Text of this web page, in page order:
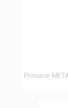
Primaire